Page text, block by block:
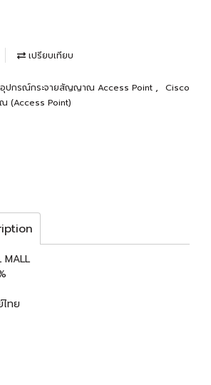
เปรียบเทียบ
อุปกรณ์กระจายสัญญาณ Access Point ,
Cisco
(Access Point)
MALL
ไทย